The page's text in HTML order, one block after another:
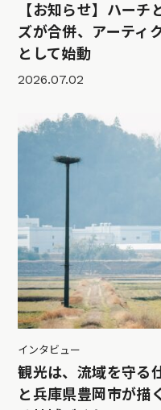
【お知らせ】ハー
ズが合併、アーティ
として始動
2026.07.02
インタビュー
観光は、流域を守る
と兵庫県豊岡市が描